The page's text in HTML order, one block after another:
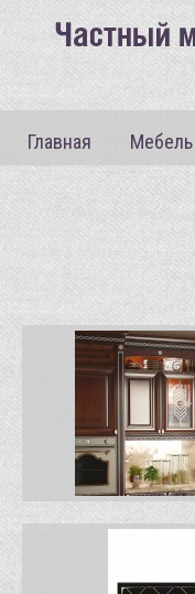
Главная Мебель